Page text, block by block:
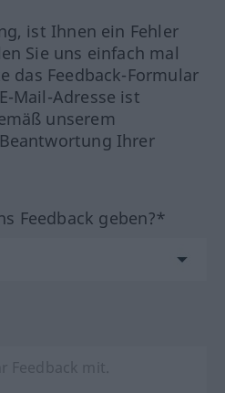
ist Ihnen ein Fehler
Sie uns einfach mal
das Feedback-Formular
Mail-Adresse ist
unserem
Ihrer
Feedback geben?*